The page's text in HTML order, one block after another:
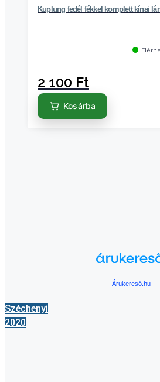
Kuplung fedél fékkel komplett kínai
2 100 Ft
Kosárba
Árukereső.hu
Széchenyi
2020